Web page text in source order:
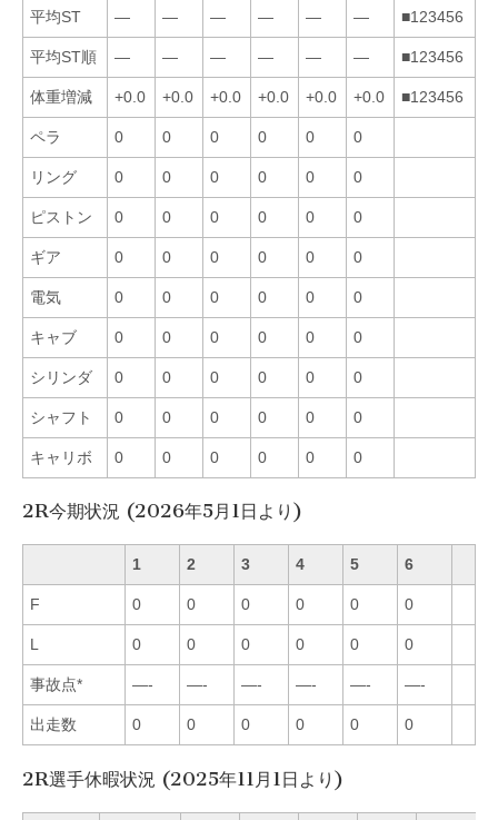
平均ST — — — — — — ■123456
平均ST順 — — — — — — ■123456
体重増減 +0.0 +0.0 +0.0 +0.0 +0.0 +0.0 ■123456
ペラ 0 0 0 0 0 0
リング 0 0 0 0 0 0
ピストン 0 0 0 0 0 0
ギア 0 0 0 0 0 0
電気 0 0 0 0 0 0
キャブ 0 0 0 0 0 0
シリンダ 0 0 0 0 0 0
シャフト 0 0 0 0 0 0
キャリボ 0 0 0 0 0 0
2R今期状況 (2026年5月1日より)
1 2 3 4 5 6
F 0 0 0 0 0 0
L 0 0 0 0 0 0
事故点* —- —- —- —- —- —-
出走数 0 0 0 0 0 0
2R選手休暇状況 (2025年11月1日より)